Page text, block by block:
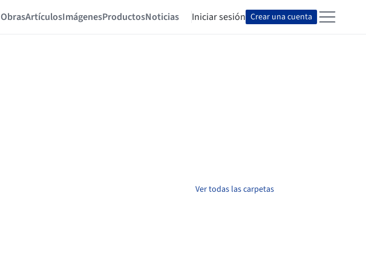
ObrasArtículosImágenesProductosNoticias Iniciar sesión Crear una cuenta
Ver todas las carpetas